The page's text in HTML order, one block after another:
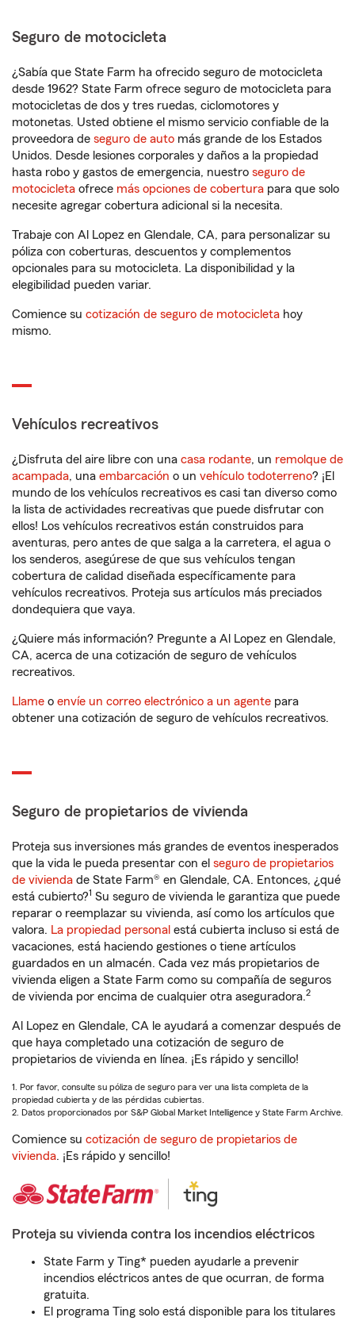
Seguro de motocicleta
¿Sabía que State Farm ha ofrecido seguro de motocicleta
desde 1962? State Farm ofrece seguro de motocicleta para
motocicletas de dos y tres ruedas, ciclomotores y
motonetas. Usted obtiene el mismo servicio confiable de la
proveedora de seguro de auto más grande de los Estados
Unidos. Desde lesiones corporales y daños a la propiedad
hasta robo y gastos de emergencia, nuestro seguro de
motocicleta ofrece más opciones de cobertura para que solo
necesite agregar cobertura adicional si la necesita.
Trabaje con Al Lopez en Glendale, CA, para personalizar su
póliza con coberturas, descuentos y complementos
opcionales para su motocicleta. La disponibilidad y la
elegibilidad pueden variar.
Comience su cotización de seguro de motocicleta hoy
mismo.
Vehículos recreativos
¿Disfruta del aire libre con una casa rodante, un remolque de
acampada, una embarcación o un vehículo todoterreno? ¡El
mundo de los vehículos recreativos es casi tan diverso como
la lista de actividades recreativas que puede disfrutar con
ellos! Los vehículos recreativos están construidos para
aventuras, pero antes de que salga a la carretera, el agua o
los senderos, asegúrese de que sus vehículos tengan
cobertura de calidad diseñada específicamente para
vehículos recreativos. Proteja sus artículos más preciados
dondequiera que vaya.
¿Quiere más información? Pregunte a Al Lopez en Glendale,
CA, acerca de una cotización de seguro de vehículos
recreativos.
Llame o envíe un correo electrónico a un agente para
obtener una cotización de seguro de vehículos recreativos.
Seguro de propietarios de vivienda
Proteja sus inversiones más grandes de eventos inesperados
que la vida le pueda presentar con el seguro de propietarios
de vivienda de State Farm® en Glendale, CA. Entonces, ¿qué
está cubierto?1 Su seguro de vivienda le garantiza que puede
reparar o reemplazar su vivienda, así como los artículos que
valora. La propiedad personal está cubierta incluso si está de
vacaciones, está haciendo gestiones o tiene artículos
guardados en un almacén. Cada vez más propietarios de
vivienda eligen a State Farm como su compañía de seguros
de vivienda por encima de cualquier otra aseguradora.2
Al Lopez en Glendale, CA le ayudará a comenzar después de
que haya completado una cotización de seguro de
propietarios de vivienda en línea. ¡Es rápido y sencillo!
1. Por favor, consulte su póliza de seguro para ver una lista completa de la
propiedad cubierta y de las pérdidas cubiertas.
2. Datos proporcionados por S&P Global Market Intelligence y State Farm Archive.
Comience su cotización de seguro de propietarios de
vivienda. ¡Es rápido y sencillo!
Proteja su vivienda contra los incendios eléctricos
State Farm y Ting* pueden ayudarle a prevenir
incendios eléctricos antes de que ocurran, de forma
gratuita.
El programa Ting solo está disponible para los titulares